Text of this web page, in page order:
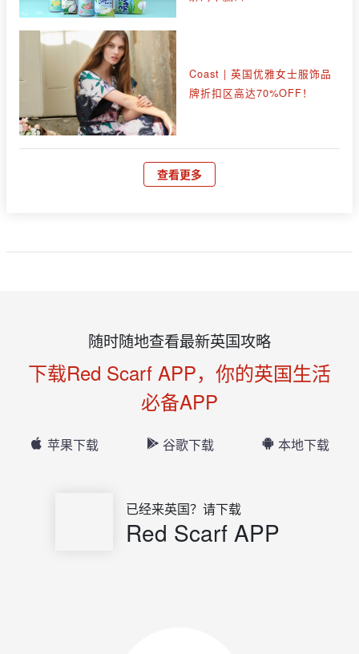
Coast | 英国优雅女士服饰品
牌折扣区高达70%OFF！
查看更多
随时随地查看最新英国攻略
下载Red Scarf APP，你的英国生活
必备APP
苹果下载 谷歌下载 本地下载
已经来英国？请下载
Red Scarf APP